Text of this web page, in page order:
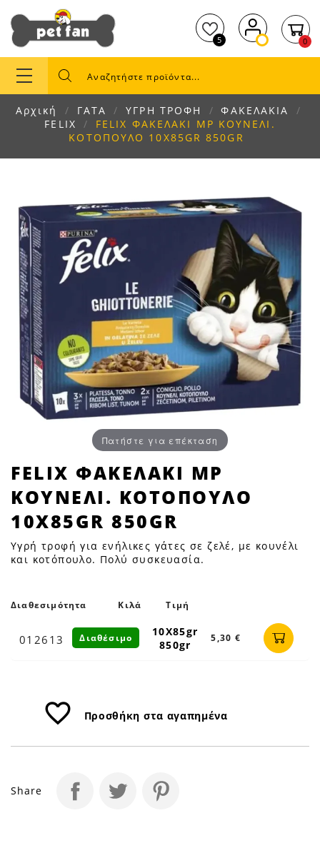
5 0
Αρχική ΓΑΤΑ ΥΓΡΗ ΤΡΟΦΗ
ΦΑΚΕΛΑΚΙΑ
FELIX
FELIX ΦΑΚΕΛΑΚΙ MP ΚΟΥΝΕΛΙ.
ΚΟΤΟΠΟΥΛΟ 10X85GR 850GR
Πατήστε για επέκταση
FELIX
ΦΑΚΕΛΑΚΙ
MP
ΚΟΥΝΕΛΙ.
ΚΟΤΟΠΟΥΛΟ
10X85GR
Petfan
FELIX ΦΑΚΕΛΑΚΙ MP
ΚΟΥΝΕΛΙ. ΚΟΤΟΠΟΥΛΟ
10X85GR 850GR
Υγρή τροφή για ενήλικες γάτες σε ζελέ, με κουνέλι
και κοτόπουλο. Πολύ συσκευασία.
Διαθεσιμότητα Κιλά Τιμή
012613
10Χ85gr
850gr
5,30 €
Διαθέσιμο
favorite_border Προσθήκη στα αγαπημένα
Share